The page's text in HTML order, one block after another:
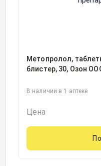
Метопролол,
блистер, 30, Озон
В наличии в 1 аптеке
Цена